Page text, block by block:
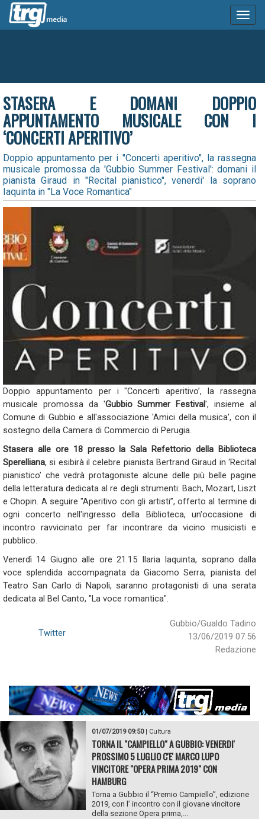
STASERA E DOMANI DOPPIO
APPUNTAMENTO MUSICALE CON I
‘CONCERTI APERITIVO’
Doppio appuntamento per i "Concerti aperitivo", la rassegna
musicale promossa da 'Gubbio Summer Festival': domani il
pianista Giraud in "Recital pianistico", venerdi' la soprano
Iaquinta in "La Voce Romantica"
Doppio appuntamento per i "Concerti aperitivo’, la rassegna
musicale promossa da 'Gubbio Summer Festival', insieme al
Comune di Gubbio e all'associazione 'Amici della musica', con il
sostegno della Camera di Commercio di Perugia.
Stasera alle ore 18 presso la Sala Refettorio della Biblioteca
Sperelliana, si esibirà il celebre pianista Bertrand Giraud in ‘Recital
pianistico’ che vedrà protagoniste alcune delle più belle pagine
della letteratura dedicata al re degli strumenti: Bach, Mozart, Liszt
e Chopin. A seguire "Aperitivo con gli artisti”, offerto al termine di
ogni concerto nell'ingresso della Biblioteca, un'occasione di
incontro ravvicinato per far incontrare da vicino musicisti e
pubblico.
Venerdì 14 Giugno alle ore 21.15 Ilaria Iaquinta, soprano dalla
voce splendida accompagnata da Giacomo Serra, pianista del
Teatro San Carlo di Napoli, saranno protagonisti di una serata
dedicata al Bel Canto, "La voce romantica".
Gubbio/Gualdo Tadino
13/06/2019 07:56
Redazione
Twitter
01/07/2019 09:50| Cultura
TORNA IL "CAMPIELLO" A GUBBIO: VENERDI'
PROSSIMO 5 LUGLIO C'E' MARCO LUPO
VINCITORE "OPERA PRIMA 2019" CON
HAMBURG
Torna a Gubbio il “Premio Campiello”, edizione
2019, con l’ incontro con il giovane vincitore
della sezione Opera prima,...